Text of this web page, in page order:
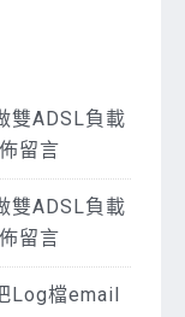
雙ADSL負載
留言
雙ADSL負載
留言
Log檔email